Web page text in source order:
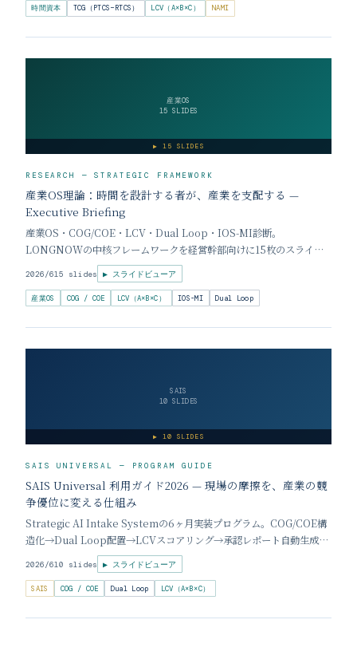
時間資本 TCG（PTCS−RTCS） LCV（A×B×C） NAMI
産業OS
15 SLIDES
▶ 15 SLIDES
RESEARCH — STRATEGIC FRAMEWORK
産業OS理論：時間を設計する者が、産業を支配する —
Executive Briefing
産業OS・COG/COE・LCV・Dual Loop・IOS-MI診断。
LONGNOWの中核フレームワークを経営幹部向けに15枚のスライド
で解説するエグゼクティブブリーフィング。
2026/615 slides ▶ スライドビューア
産業OS COG / COE LCV（A×B×C） IOS-MI Dual Loop
SAIS
10 SLIDES
▶ 10 SLIDES
SAIS UNIVERSAL — PROGRAM GUIDE
SAIS Universal 利用ガイド2026 — 現場の摩擦を、産業の競
争優位に変える仕組み
Strategic AI Intake Systemの6ヶ月実装プログラム。COG/COE構
造化→Dual Loop配置→LCVスコアリング→承認レポート自動生成の
4ステップを解説。
2026/610 slides ▶ スライドビューア
SAIS COG / COE Dual Loop LCV（A×B×C）